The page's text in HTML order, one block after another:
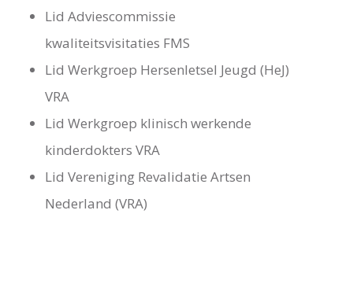
Lid Adviescommissie
kwaliteitsvisitaties FMS
Lid Werkgroep Hersenletsel Jeugd (HeJ)
VRA
Lid Werkgroep klinisch werkende
kinderdokters VRA
Lid Vereniging Revalidatie Artsen
Nederland (VRA)